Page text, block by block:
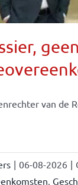
geen
van de
| 06-08-2026 |